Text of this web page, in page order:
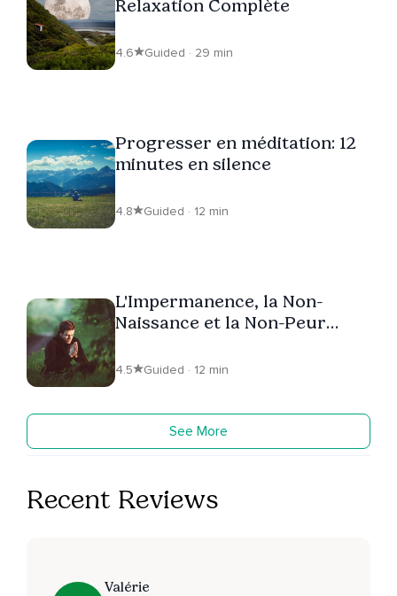
Relaxation Complète
4.6 Guided · 29 min
Progresser en méditation: 12
minutes en silence
4.8 Guided · 12 min
L'Impermanence, la Non-
Naissance et la Non-Peur
courte)
4.5 Guided · 12 min
See More
Recent Reviews
Valérie